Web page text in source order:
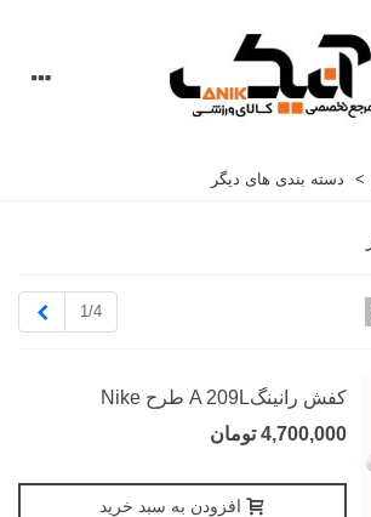
> دسته بندی های دیگر
1/4
کفش رانینگA 209L طرح Nike
4,700,000 تومان
افزودن به سبد خرید